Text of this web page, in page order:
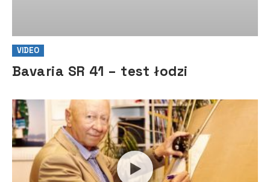
VIDEO
Bavaria SR 41 – test łodzi